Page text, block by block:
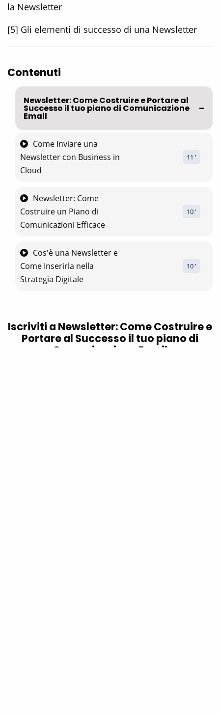
la Newsletter
[5] Gli elementi di successo di una Newsletter
Contenuti
Newsletter: Come Costruire e Portare al
Successo il tuo piano di Comunicazione
Email
Come Inviare una
Newsletter con Business in
Cloud
11 '
Newsletter: Come
Costruire un Piano di
Comunicazioni Efficace
10 '
Cos'è una Newsletter e
Come Inserirla nella
Strategia Digitale
10 '
Iscriviti a Newsletter: Come Costruire e
Portare al Successo il tuo piano di
Comunicazione Email